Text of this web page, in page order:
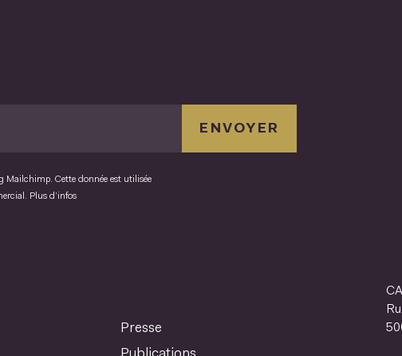
Mailchimp. Cette donnée est utilisée
Plus d’infos
ENVOYER
Presse